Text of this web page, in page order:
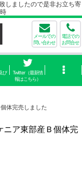
したので是非お立ち寄
メールでの
問い合わせ
電話での
お問合せ
び
Twitter（最新情
報はこちら）
体完売しました
ア東部産Ｂ個体完